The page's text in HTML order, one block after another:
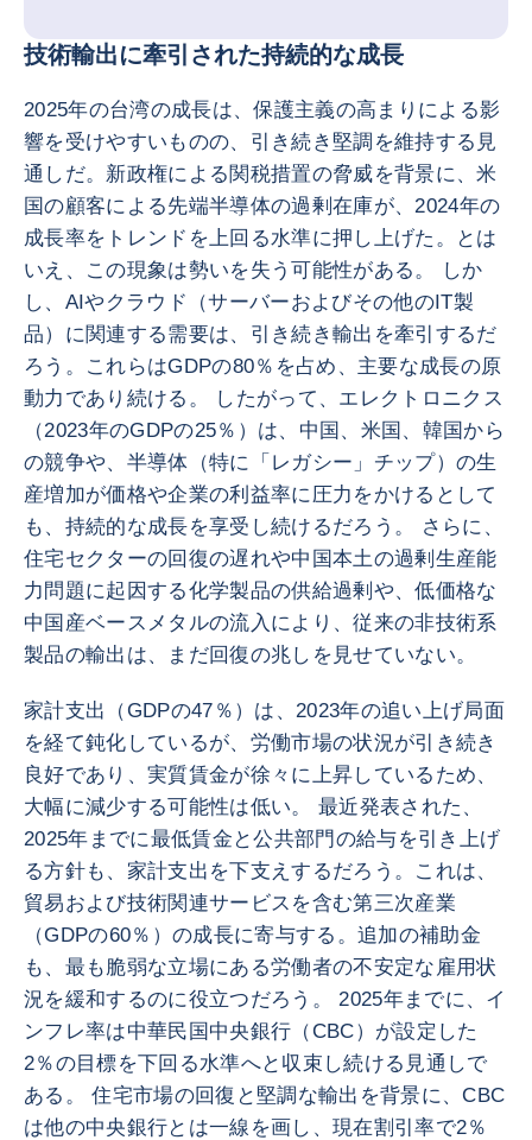
技術輸出に牽引された持続的な成長
2025年の台湾の成長は、保護主義の高まりによる影
響を受けやすいものの、引き続き堅調を維持する見
通しだ。新政権による関税措置の脅威を背景に、米
国の顧客による先端半導体の過剰在庫が、2024年の
成長率をトレンドを上回る水準に押し上げた。とは
いえ、この現象は勢いを失う可能性がある。 しか
し、AIやクラウド（サーバーおよびその他のIT製
品）に関連する需要は、引き続き輸出を牽引するだ
ろう。これらはGDPの80％を占め、主要な成長の原
動力であり続ける。 したがって、エレクトロニクス
（2023年のGDPの25％）は、中国、米国、韓国から
の競争や、半導体（特に「レガシー」チップ）の生
産増加が価格や企業の利益率に圧力をかけるとして
も、持続的な成長を享受し続けるだろう。 さらに、
住宅セクターの回復の遅れや中国本土の過剰生産能
力問題に起因する化学製品の供給過剰や、低価格な
中国産ベースメタルの流入により、従来の非技術系
製品の輸出は、まだ回復の兆しを見せていない。
家計支出（GDPの47％）は、2023年の追い上げ局面
を経て鈍化しているが、労働市場の状況が引き続き
良好であり、実質賃金が徐々に上昇しているため、
大幅に減少する可能性は低い。 最近発表された、
2025年までに最低賃金と公共部門の給与を引き上げ
る方針も、家計支出を下支えするだろう。これは、
貿易および技術関連サービスを含む第三次産業
（GDPの60％）の成長に寄与する。追加の補助金
も、最も脆弱な立場にある労働者の不安定な雇用状
況を緩和するのに役立つだろう。 2025年までに、イ
ンフレ率は中華民国中央銀行（CBC）が設定した
2％の目標を下回る水準へと収束し続ける見通しで
ある。 住宅市場の回復と堅調な輸出を背景に、CBC
は他の中央銀行とは一線を画し、現在割引率で2％